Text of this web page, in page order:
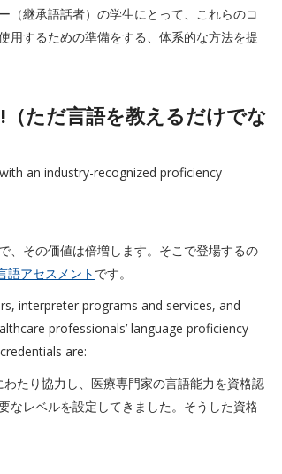
（継承語話者）の学生にとって、これらのコ
用するための準備をする、体系的な方法を提
ただ言語を教えるだけでな
an industry-recognized proficiency
、その価値は倍増します。そこで登場するの
語アセスメント です。
interpreter programs and services, and
professionals’ language proficiency
are:
たり協力し、医療専門家の言語能力を資格認
なレベルを設定してきました。そうした資格